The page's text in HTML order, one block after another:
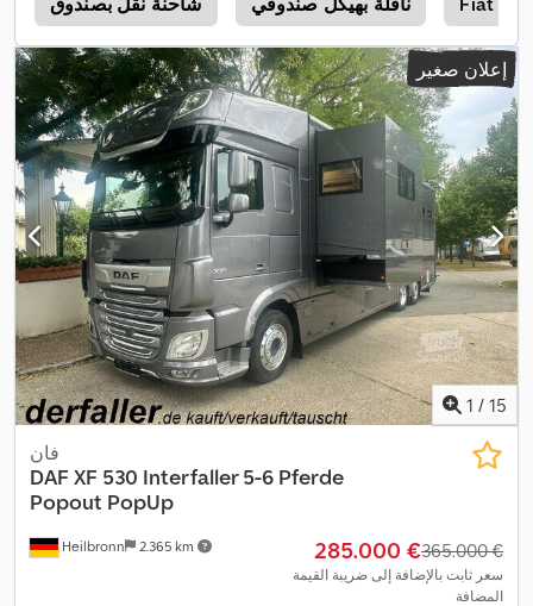
إعلان صغير
1 / 15
Heilbronn 2.365 km
فان
DAF XF 530 Interfaller 5-6 Pferde
Popout PopUp
‏285.000 € ‏365.000 €
سعر ثابت بالإضافة إلى ضريبة القيمة
المضافة